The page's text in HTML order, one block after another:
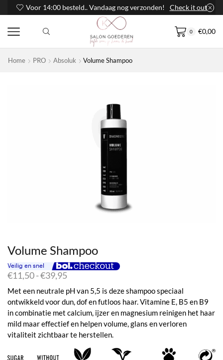
Voor 14:00 besteld.. Vandaag nog verzonden! Check it out
0 €0,00
Home PRO Absoluk Volume Shampoo
Volume Shampoo
€11,50-€39,95
tot
€39,95
Met een neutrale pH van 5,5 is deze shampoo speciaal
ontwikkeld voor dun, dof en futloos haar. Vitamine E, B5 en B9
in combinatie met calcium, ijzer en magnesium reinigen het haar
mild maar effectief en helpen volume, glans en verloren
vitaliteit zichtbaar te herstellen.